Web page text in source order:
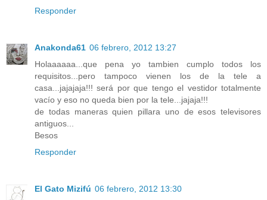
Responder
Anakonda61 06 febrero, 2012 13:27
Holaaaaaa...que pena yo tambien cumplo todos los
requisitos...pero tampoco vienen los de la tele a
casa...jajajaja!!! será por que tengo el vestidor totalmente
vacío y eso no queda bien por la tele...jajaja!!!
de todas maneras quien pillara uno de esos televisores
antiguos...
Besos
Responder
El Gato Mizifú 06 febrero, 2012 13:30